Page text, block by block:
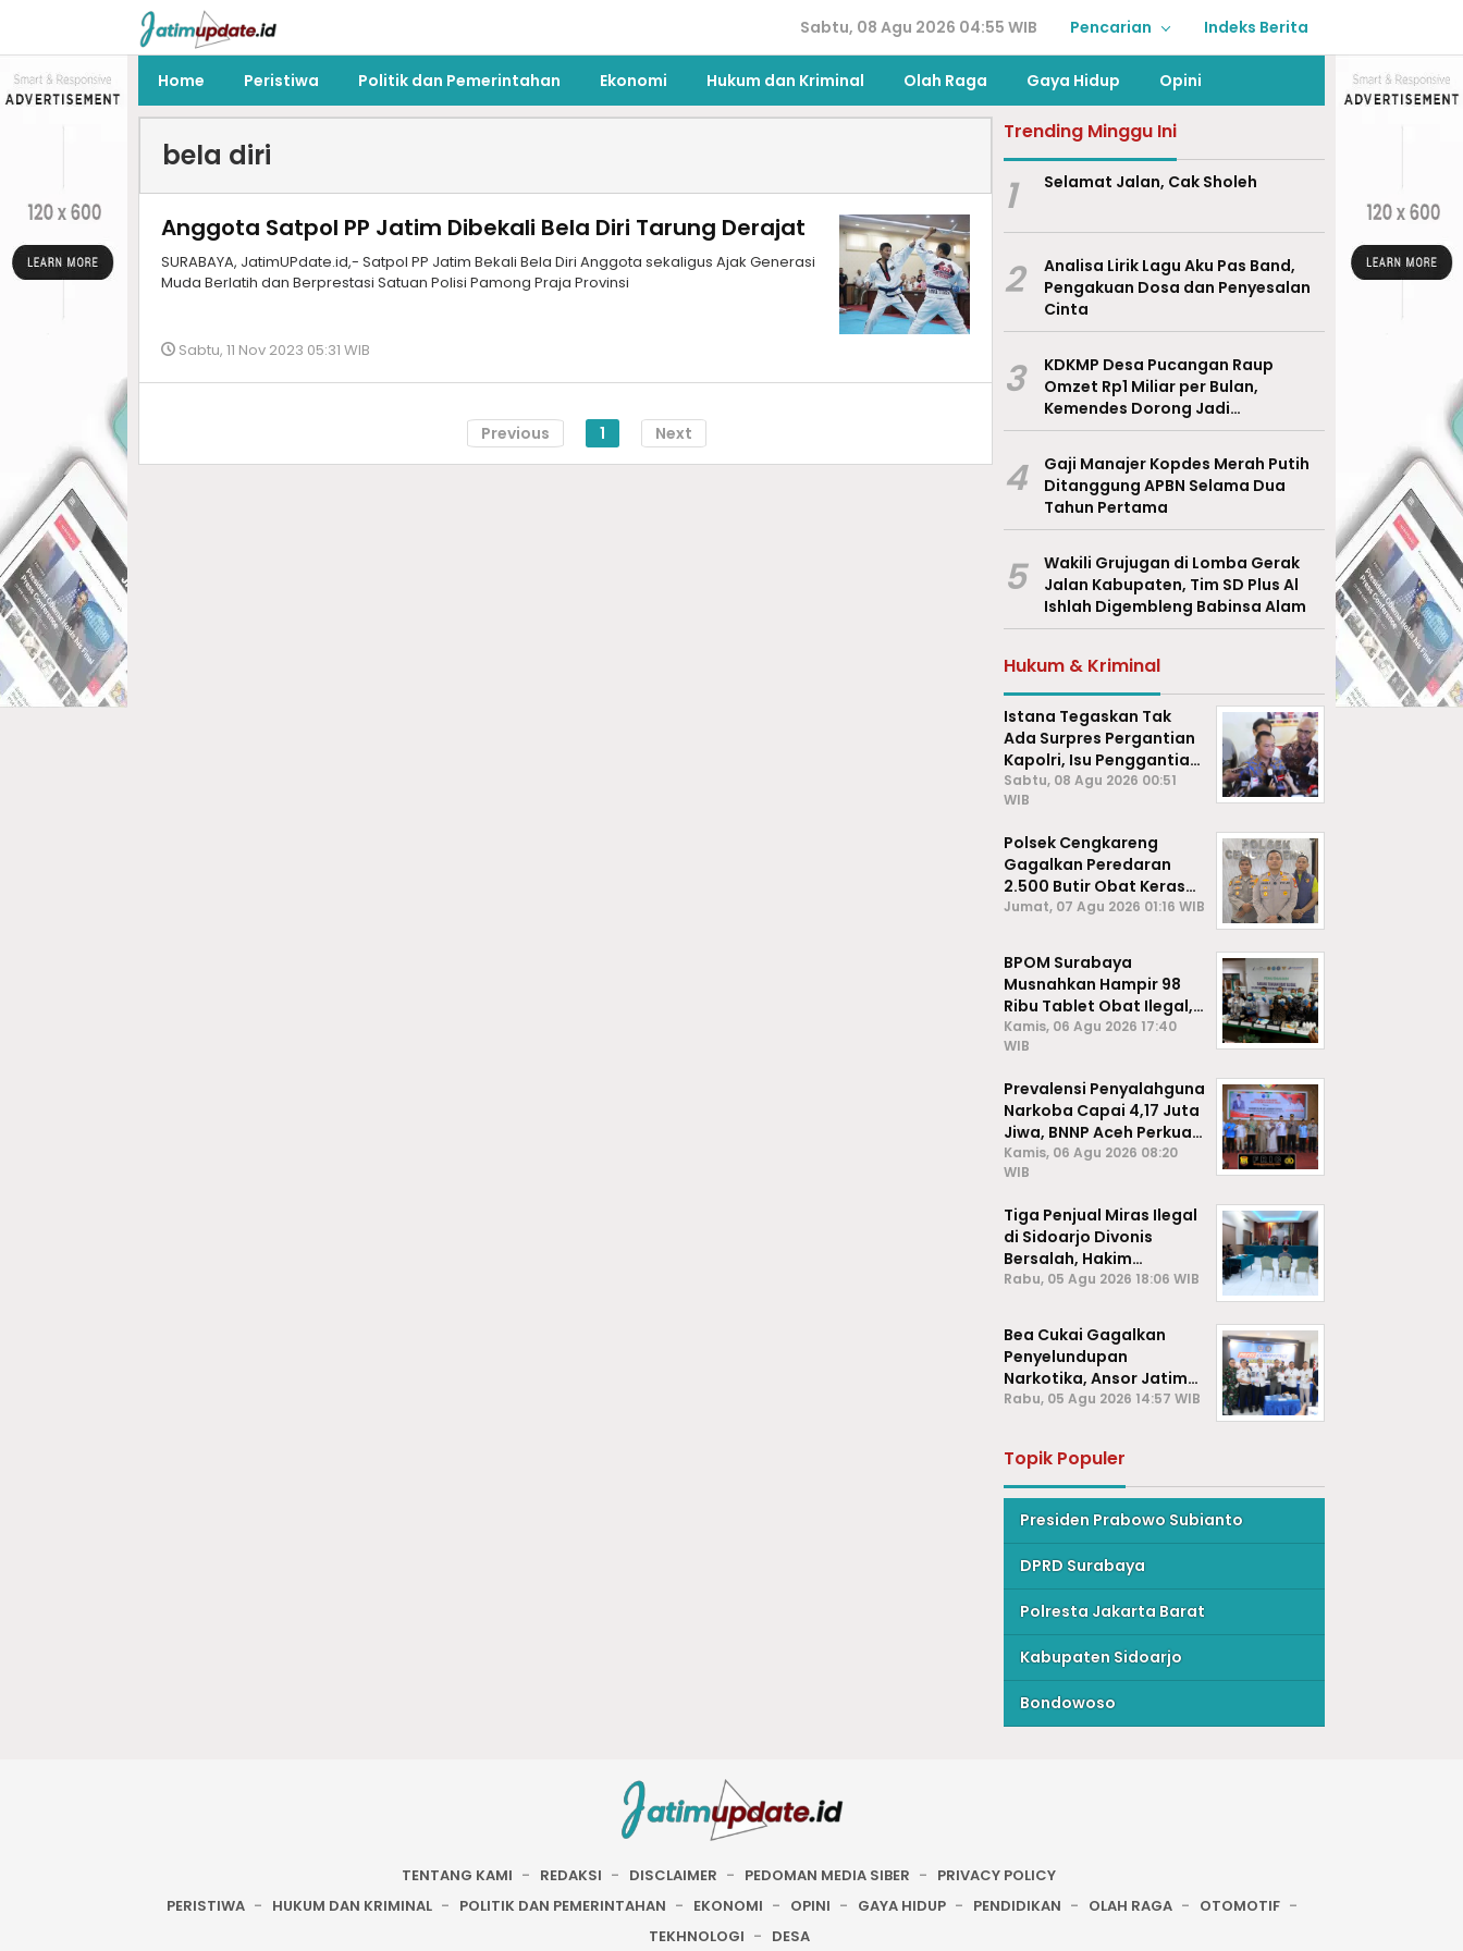
Sabtu, 08 Agu 2026 04:55 WIB Pencarian Indeks Berita
Home Peristiwa Politik dan Pemerintahan Ekonomi Hukum dan Kriminal Olah Raga Gaya Hidup Opini
bela diri
Anggota Satpol PP Jatim Dibekali Bela Diri Tarung Derajat
SURABAYA, JatimUPdate.id,- Satpol PP Jatim Bekali Bela Diri Anggota sekaligus Ajak Generasi
Muda Berlatih dan Berprestasi Satuan Polisi Pamong Praja Provinsi
Sabtu, 11 Nov 2023 05:31 WIB
Previous 1 Next
Trending Minggu Ini
1 Selamat Jalan, Cak Sholeh
2
Analisa Lirik Lagu Aku Pas Band,
Pengakuan Dosa dan Penyesalan
Cinta
3
KDKMP Desa Pucangan Raup
Omzet Rp1 Miliar per Bulan,
Kemendes Dorong Jadi
Percontohan Nasional
4
Gaji Manajer Kopdes Merah Putih
Ditanggung APBN Selama Dua
Tahun Pertama
5
Wakili Grujugan di Lomba Gerak
Jalan Kabupaten, Tim SD Plus Al
Ishlah Digembleng Babinsa Alam
Hukum & Kriminal
Istana Tegaskan Tak
Ada Surpres Pergantian
Kapolri, Isu Penggantian
Listyo Sigit Dipastikan
Hoaks
Sabtu, 08 Agu 2026 00:51
WIB
Polsek Cengkareng
Gagalkan Peredaran
2.500 Butir Obat Keras
Daftar G, Satu Pengedar
Jumat, 07 Agu 2026 01:16 WIB
BPOM Surabaya
Musnahkan Hampir 98
Ribu Tablet Obat Ilegal,
Cegah Penyalahgunaan
di Kalangan Pelajar
Kamis, 06 Agu 2026 17:40
WIB
Prevalensi Penyalahguna
Narkoba Capai 4,17 Juta
Jiwa, BNNP Aceh Perkuat
P4GN di Subulussalam
Kamis, 06 Agu 2026 08:20
WIB
Tiga Penjual Miras Ilegal
di Sidoarjo Divonis
Bersalah, Hakim
Jatuhkan Denda hingga
Rabu, 05 Agu 2026 18:06 WIB
Bea Cukai Gagalkan
Penyelundupan
Narkotika, Ansor Jatim
Negara Tak Kalah dari
Rabu, 05 Agu 2026 14:57 WIB
Topik Populer
Presiden Prabowo Subianto
DPRD Surabaya
Polresta Jakarta Barat
Kabupaten Sidoarjo
Bondowoso
TENTANG KAMI REDAKSI DISCLAIMER PEDOMAN MEDIA SIBER
PRIVACY POLICY
PERISTIWA
HUKUM DAN KRIMINAL POLITIK DAN PEMERINTAHAN EKONOMI OPINI GAYA HIDUP PENDIDIKAN OLAH RAGA
OTOMOTIF
TEKHNOLOGI
DESA